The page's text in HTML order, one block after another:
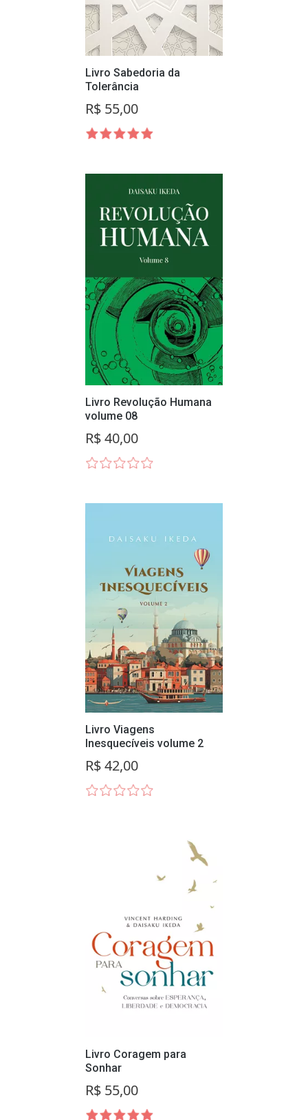
Livro Sabedoria da
Tolerância
R$ 55,00
Livro Revolução Humana
volume 08
R$ 40,00
Livro Viagens
Inesquecíveis volume 2
R$ 42,00
Livro Coragem para
Sonhar
R$ 55,00